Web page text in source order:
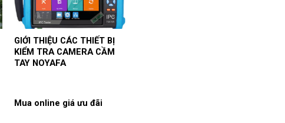
GIỚI THIỆU CÁC THIẾT BỊ
KIỂM TRA CAMERA CẦM
TAY NOYAFA
Mua online giá ưu đãi